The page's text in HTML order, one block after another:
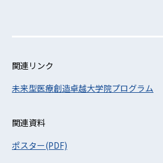
関連リンク
未来型医療創造卓越大学院プログラム
関連資料
ポスター(PDF)